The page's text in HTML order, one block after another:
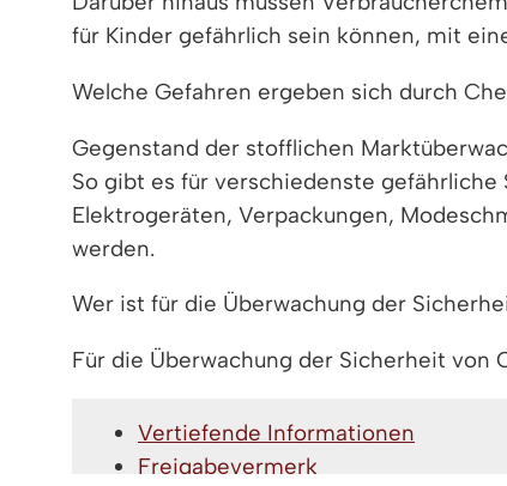
für Kinder gefährlich sein können, mit
Welche Gefahren ergeben sich durch
Gegenstand der stofflichen
So gibt es für verschiedenste
Elektrogeräten, Verpackungen,
werden.
Wer ist für die Überwachung der
Für die Überwachung der Sicherheit von
Vertiefende Informationen
Freigabevermerk